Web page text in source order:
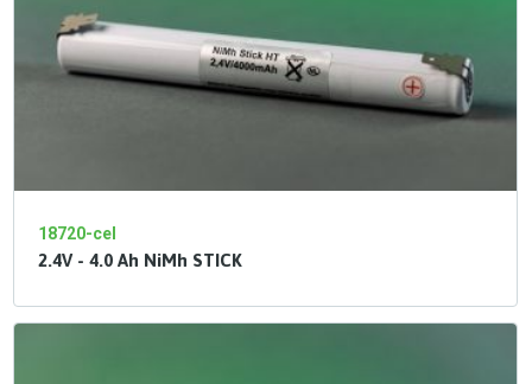
18720-cel
2.4V - 4.0 Ah NiMh STICK